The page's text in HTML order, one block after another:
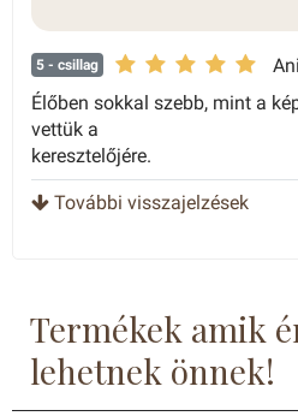
5 - csillag
Élőben sokkal szebb, mint a
vettük a
keresztelőjére.
További visszajelzések
Termékek amik
lehetnek önnek!